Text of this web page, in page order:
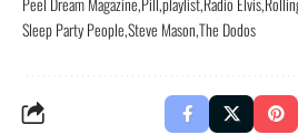
Sleep Party PeopleSteve MasonThe Dodos